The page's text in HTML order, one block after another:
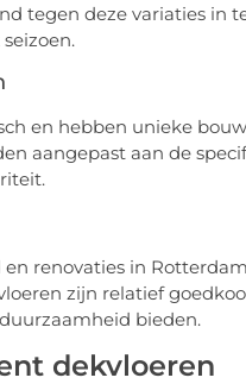
tegen deze variaties in
en hebben unieke
aangepast aan de
renovaties in
zijn relatief
bieden.
dekvloeren